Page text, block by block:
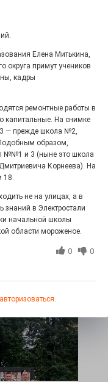
к
0
Елена Митькина,
округа примут учеников
кадры
ремонтные работы в
капитальные. На снимке
— прежде школа №2,
образом,
№№1 и 3 (ныне это школа
Корнеева). На
18.
не на улицах, а в
знаний в Электростали
начальной школы
области мороженое.
0 0
авторизоваться.